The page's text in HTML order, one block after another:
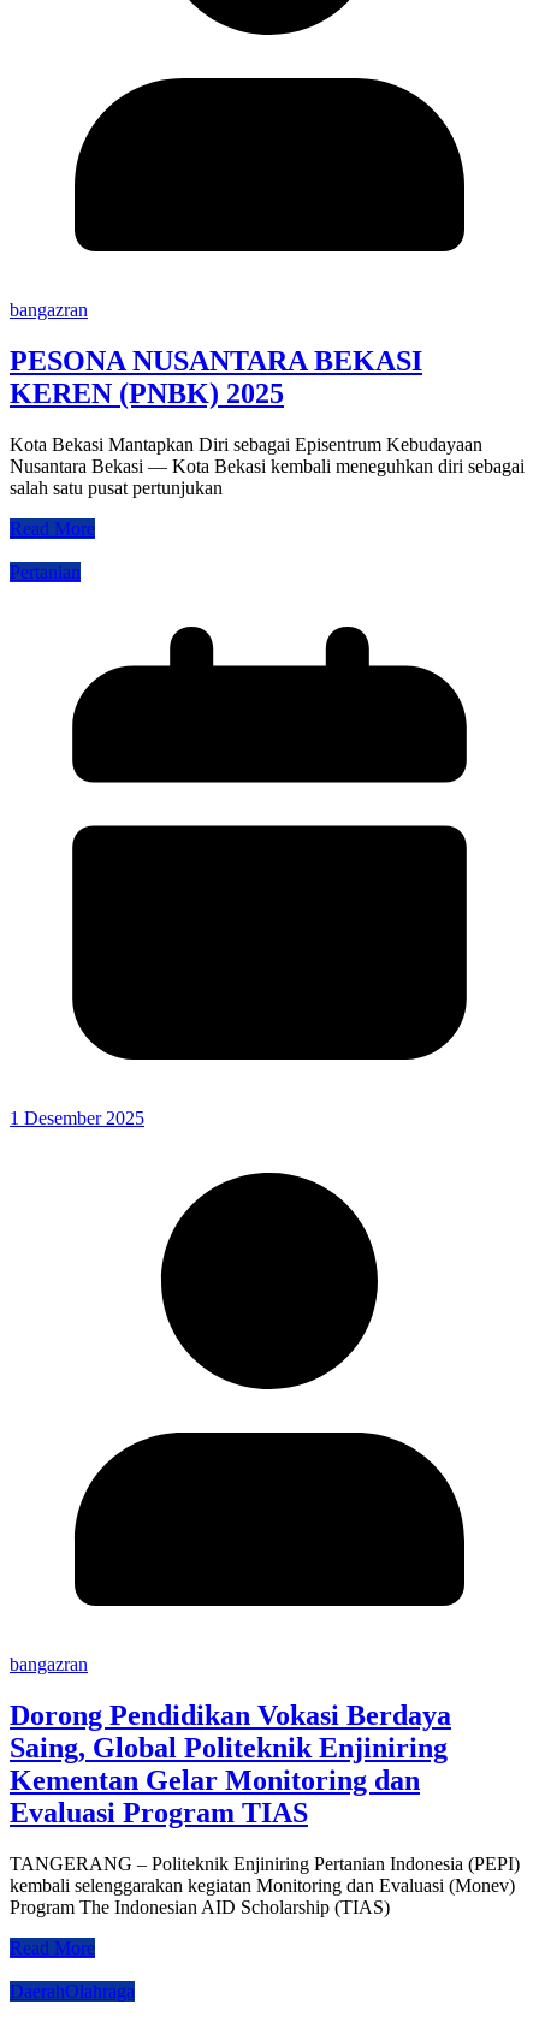
bangazran
PESONA NUSANTARA BEKASI
KEREN (PNBK) 2025
Kota Bekasi Mantapkan Diri sebagai Episentrum Kebudayaan
Nusantara Bekasi — Kota Bekasi kembali meneguhkan diri sebagai
salah satu pusat pertunjukan
Read More
Pertanian
1 Desember 2025
bangazran
Dorong Pendidikan Vokasi Berdaya
Saing, Global Politeknik Enjiniring
Kementan Gelar Monitoring dan
Evaluasi Program TIAS
TANGERANG – Politeknik Enjiniring Pertanian Indonesia (PEPI)
kembali selenggarakan kegiatan Monitoring dan Evaluasi (Monev)
Program The Indonesian AID Scholarship (TIAS)
Read More
DaerahOlahraga